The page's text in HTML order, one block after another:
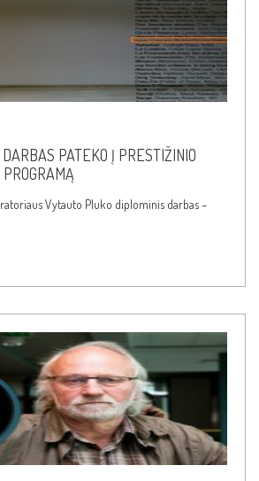
PATEKO Į PRESTIŽINIO
Vytauto Pluko diplominis darbas –